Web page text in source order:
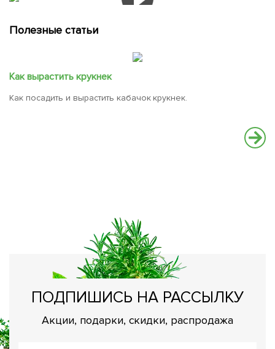
Полезные статьи
Как вырастить крукнек
Как посадить и вырастить кабачок крукнек.
ПОДПИШИСЬ НА РАССЫЛКУ
Акции, подарки, скидки, распродажа